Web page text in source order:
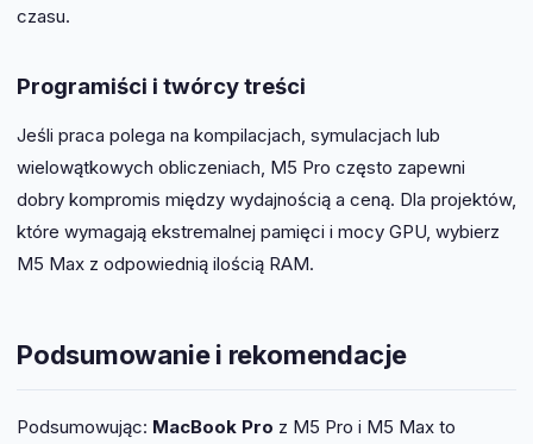
czasu.
Programiści i twórcy treści
Jeśli praca polega na kompilacjach, symulacjach lub
wielowątkowych obliczeniach, M5 Pro często zapewni
dobry kompromis między wydajnością a ceną. Dla projektów,
które wymagają ekstremalnej pamięci i mocy GPU, wybierz
M5 Max z odpowiednią ilością RAM.
Podsumowanie i rekomendacje
Podsumowując: MacBook Pro z M5 Pro i M5 Max to